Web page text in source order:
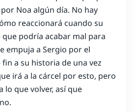
Noa algún día. No hay
reaccionará cuando su
que podría acabar mal para
empuja a Sergio por el
a su historia de una vez
irá a la cárcel por esto, pero
lo que volver, así que